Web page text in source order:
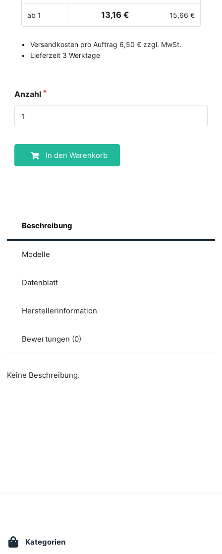
ab 1 13,16 € 15,66 €
Versandkosten pro Auftrag 6,50 € zzgl. MwSt.
Lieferzeit 3 Werktage
Anzahl
In den Warenkorb
Beschreibung
Modelle
Datenblatt
Herstellerinformation
Bewertungen (0)
Keine Beschreibung.
Kategorien